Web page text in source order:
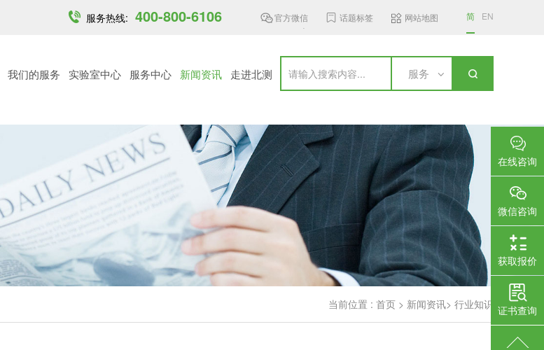
印度开放6GHz中低功率免许可频段... 越南MST发布6 GHz频段无线接入设... 加拿大更新无线通信设备标准，新...
服务热线: 400-800-6106 官方微信 话题标签 网站地图 简 EN
服务
我们的服务 实验室中心 服务中心 新闻资讯 走进北测
当前位置 : 首页 > 新闻资讯> 行业知识
在线咨询
微信咨询
获取报价
证书查询